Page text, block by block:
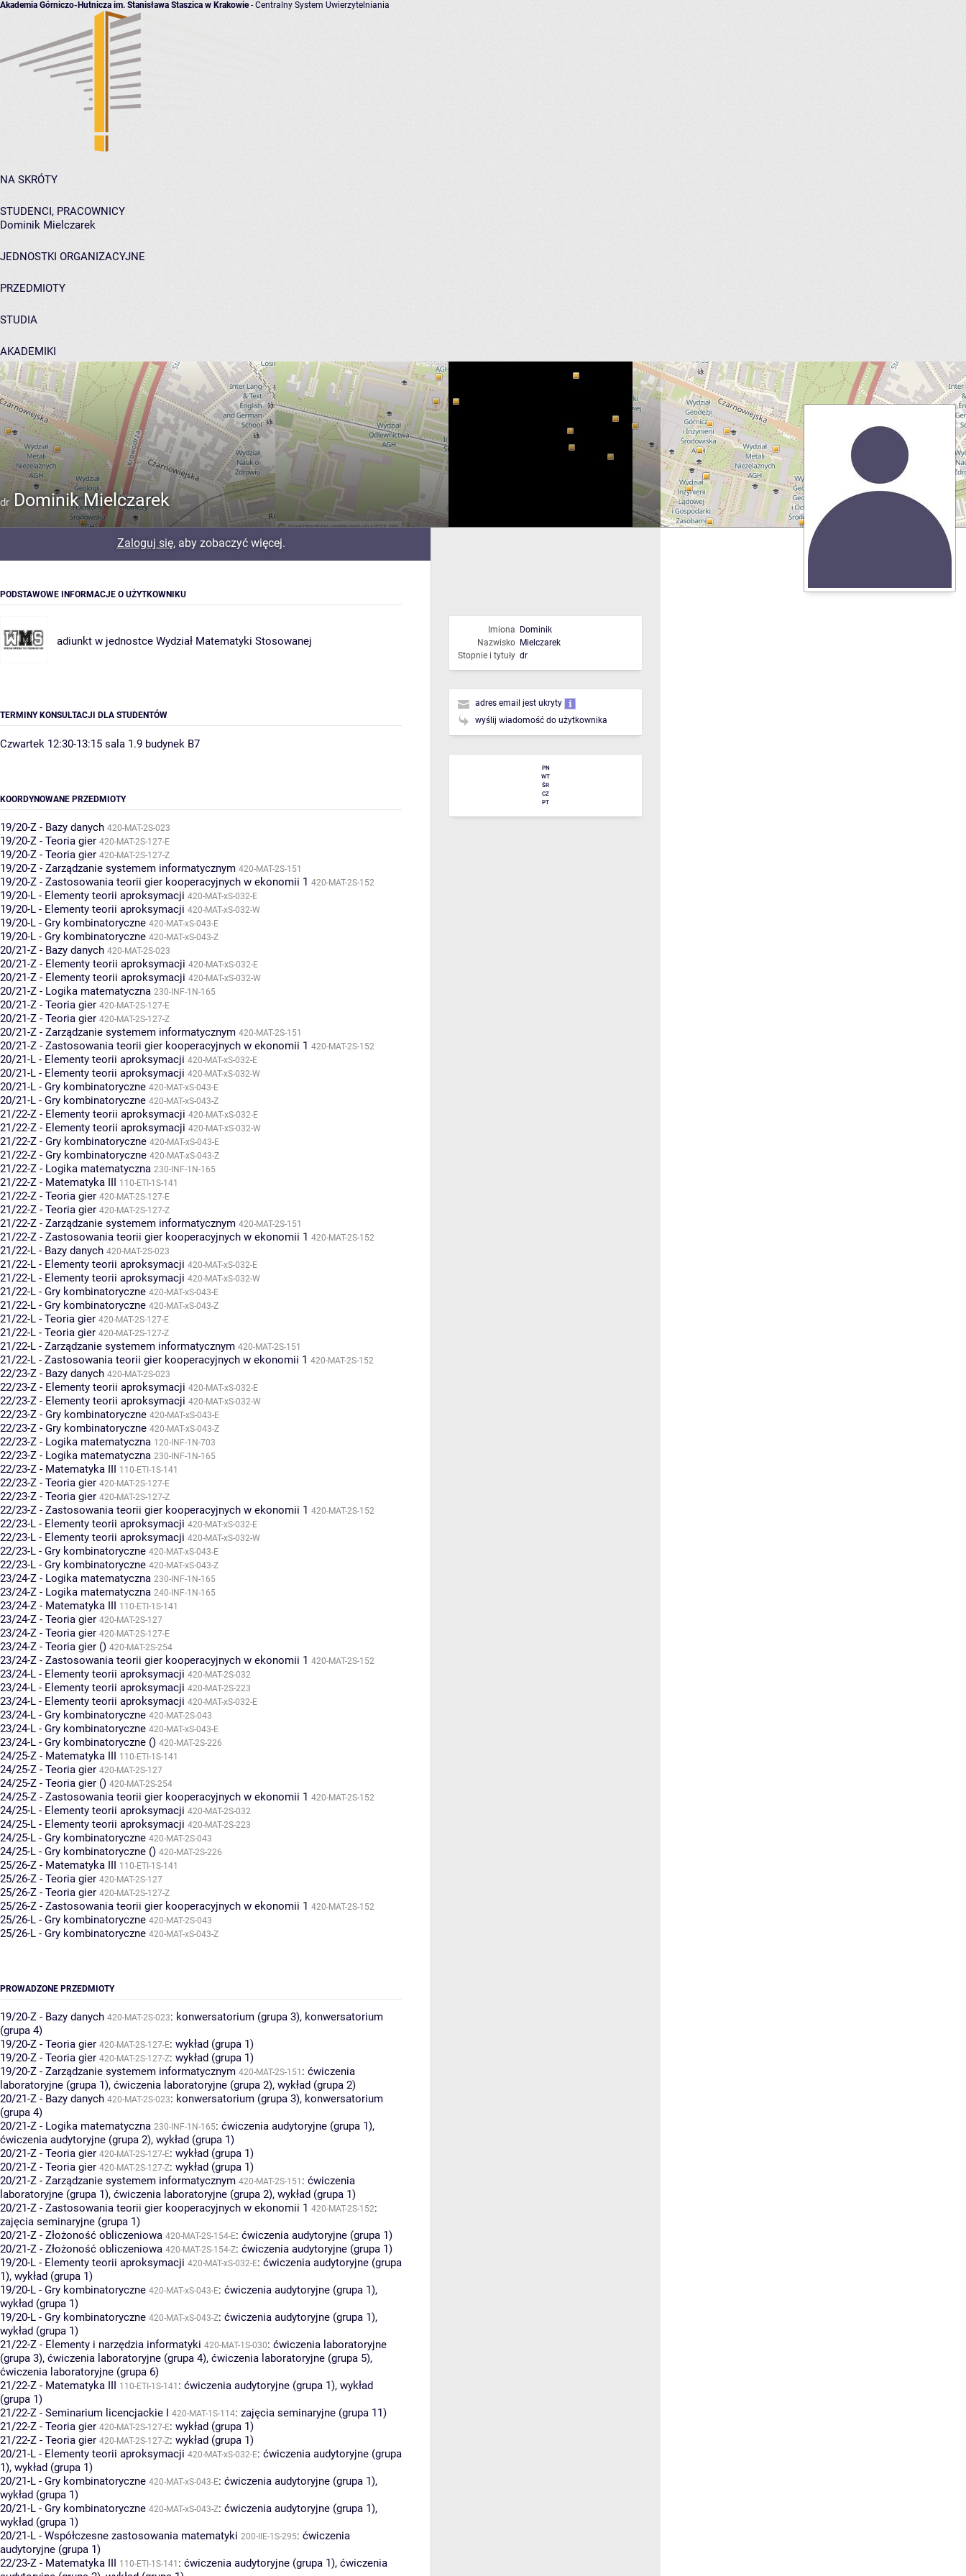
Akademia Górniczo-Hutnicza im. Stanisława Staszica w Krakowie- Centralny System Uwierzytelniania
NA SKRÓTY
STUDENCI, PRACOWNICY
Dominik Mielczarek
JEDNOSTKI ORGANIZACYJNE
PRZEDMIOTY
STUDIA
AKADEMIKI
POMOC
dr Dominik Mielczarek
Zaloguj się, aby zobaczyć więcej.
PODSTAWOWE INFORMACJE O UŻYTKOWNIKU
adiunkt w jednostce Wydział Matematyki Stosowanej
TERMINY KONSULTACJI DLA STUDENTÓW
Czwartek 12:30-13:15 sala 1.9 budynek B7
KOORDYNOWANE PRZEDMIOTY
19/20-Z - Bazy danych 420-MAT-2S-023
19/20-Z - Teoria gier 420-MAT-2S-127-E
19/20-Z - Teoria gier 420-MAT-2S-127-Z
19/20-Z - Zarządzanie systemem informatycznym 420-MAT-2S-151
19/20-Z - Zastosowania teorii gier kooperacyjnych w ekonomii 1 420-MAT-2S-152
19/20-L - Elementy teorii aproksymacji 420-MAT-xS-032-E
19/20-L - Elementy teorii aproksymacji 420-MAT-xS-032-W
19/20-L - Gry kombinatoryczne 420-MAT-xS-043-E
19/20-L - Gry kombinatoryczne 420-MAT-xS-043-Z
20/21-Z - Bazy danych 420-MAT-2S-023
20/21-Z - Elementy teorii aproksymacji 420-MAT-xS-032-E
20/21-Z - Elementy teorii aproksymacji 420-MAT-xS-032-W
20/21-Z - Logika matematyczna 230-INF-1N-165
20/21-Z - Teoria gier 420-MAT-2S-127-E
20/21-Z - Teoria gier 420-MAT-2S-127-Z
20/21-Z - Zarządzanie systemem informatycznym 420-MAT-2S-151
20/21-Z - Zastosowania teorii gier kooperacyjnych w ekonomii 1 420-MAT-2S-152
20/21-L - Elementy teorii aproksymacji 420-MAT-xS-032-E
20/21-L - Elementy teorii aproksymacji 420-MAT-xS-032-W
20/21-L - Gry kombinatoryczne 420-MAT-xS-043-E
20/21-L - Gry kombinatoryczne 420-MAT-xS-043-Z
21/22-Z - Elementy teorii aproksymacji 420-MAT-xS-032-E
21/22-Z - Elementy teorii aproksymacji 420-MAT-xS-032-W
21/22-Z - Gry kombinatoryczne 420-MAT-xS-043-E
21/22-Z - Gry kombinatoryczne 420-MAT-xS-043-Z
21/22-Z - Logika matematyczna 230-INF-1N-165
21/22-Z - Matematyka III 110-ETI-1S-141
21/22-Z - Teoria gier 420-MAT-2S-127-E
21/22-Z - Teoria gier 420-MAT-2S-127-Z
21/22-Z - Zarządzanie systemem informatycznym 420-MAT-2S-151
21/22-Z - Zastosowania teorii gier kooperacyjnych w ekonomii 1 420-MAT-2S-152
21/22-L - Bazy danych 420-MAT-2S-023
21/22-L - Elementy teorii aproksymacji 420-MAT-xS-032-E
21/22-L - Elementy teorii aproksymacji 420-MAT-xS-032-W
21/22-L - Gry kombinatoryczne 420-MAT-xS-043-E
21/22-L - Gry kombinatoryczne 420-MAT-xS-043-Z
21/22-L - Teoria gier 420-MAT-2S-127-E
21/22-L - Teoria gier 420-MAT-2S-127-Z
21/22-L - Zarządzanie systemem informatycznym 420-MAT-2S-151
21/22-L - Zastosowania teorii gier kooperacyjnych w ekonomii 1 420-MAT-2S-152
22/23-Z - Bazy danych 420-MAT-2S-023
22/23-Z - Elementy teorii aproksymacji 420-MAT-xS-032-E
22/23-Z - Elementy teorii aproksymacji 420-MAT-xS-032-W
22/23-Z - Gry kombinatoryczne 420-MAT-xS-043-E
22/23-Z - Gry kombinatoryczne 420-MAT-xS-043-Z
22/23-Z - Logika matematyczna 120-INF-1N-703
22/23-Z - Logika matematyczna 230-INF-1N-165
22/23-Z - Matematyka III 110-ETI-1S-141
22/23-Z - Teoria gier 420-MAT-2S-127-E
22/23-Z - Teoria gier 420-MAT-2S-127-Z
22/23-Z - Zastosowania teorii gier kooperacyjnych w ekonomii 1 420-MAT-2S-152
22/23-L - Elementy teorii aproksymacji 420-MAT-xS-032-E
22/23-L - Elementy teorii aproksymacji 420-MAT-xS-032-W
22/23-L - Gry kombinatoryczne 420-MAT-xS-043-E
22/23-L - Gry kombinatoryczne 420-MAT-xS-043-Z
23/24-Z - Logika matematyczna 230-INF-1N-165
23/24-Z - Logika matematyczna 240-INF-1N-165
23/24-Z - Matematyka III 110-ETI-1S-141
23/24-Z - Teoria gier 420-MAT-2S-127
23/24-Z - Teoria gier 420-MAT-2S-127-E
23/24-Z - Teoria gier () 420-MAT-2S-254
23/24-Z - Zastosowania teorii gier kooperacyjnych w ekonomii 1 420-MAT-2S-152
23/24-L - Elementy teorii aproksymacji 420-MAT-2S-032
23/24-L - Elementy teorii aproksymacji 420-MAT-2S-223
23/24-L - Elementy teorii aproksymacji 420-MAT-xS-032-E
23/24-L - Gry kombinatoryczne 420-MAT-2S-043
23/24-L - Gry kombinatoryczne 420-MAT-xS-043-E
23/24-L - Gry kombinatoryczne () 420-MAT-2S-226
24/25-Z - Matematyka III 110-ETI-1S-141
24/25-Z - Teoria gier 420-MAT-2S-127
24/25-Z - Teoria gier () 420-MAT-2S-254
24/25-Z - Zastosowania teorii gier kooperacyjnych w ekonomii 1 420-MAT-2S-152
24/25-L - Elementy teorii aproksymacji 420-MAT-2S-032
24/25-L - Elementy teorii aproksymacji 420-MAT-2S-223
24/25-L - Gry kombinatoryczne 420-MAT-2S-043
24/25-L - Gry kombinatoryczne () 420-MAT-2S-226
25/26-Z - Matematyka III 110-ETI-1S-141
25/26-Z - Teoria gier 420-MAT-2S-127
25/26-Z - Teoria gier 420-MAT-2S-127-Z
25/26-Z - Zastosowania teorii gier kooperacyjnych w ekonomii 1 420-MAT-2S-152
25/26-L - Gry kombinatoryczne 420-MAT-2S-043
25/26-L - Gry kombinatoryczne 420-MAT-xS-043-Z
PROWADZONE PRZEDMIOTY
19/20-Z - Bazy danych 420-MAT-2S-023: konwersatorium (grupa 3), konwersatorium
(grupa 4)
19/20-Z - Teoria gier 420-MAT-2S-127-E: wykład (grupa 1)
19/20-Z - Teoria gier 420-MAT-2S-127-Z: wykład (grupa 1)
19/20-Z - Zarządzanie systemem informatycznym 420-MAT-2S-151 : ćwiczenia
laboratoryjne (grupa 1), ćwiczenia laboratoryjne (grupa 2), wykład (grupa 2)
20/21-Z - Bazy danych 420-MAT-2S-023: konwersatorium (grupa 3), konwersatorium
(grupa 4)
20/21-Z - Logika matematyczna 230-INF-1N-165: ćwiczenia audytoryjne (grupa 1),
ćwiczenia audytoryjne (grupa 2), wykład (grupa 1)
20/21-Z - Teoria gier 420-MAT-2S-127-E: wykład (grupa 1)
20/21-Z - Teoria gier 420-MAT-2S-127-Z: wykład (grupa 1)
20/21-Z - Zarządzanie systemem informatycznym 420-MAT-2S-151 : ćwiczenia
laboratoryjne (grupa 1), ćwiczenia laboratoryjne (grupa 2), wykład (grupa 1)
20/21-Z - Zastosowania teorii gier kooperacyjnych w ekonomii 1 420-MAT-2S-152:
zajęcia seminaryjne (grupa 1)
20/21-Z - Złożoność obliczeniowa 420-MAT-2S-154-E: ćwiczenia audytoryjne (grupa 1)
20/21-Z - Złożoność obliczeniowa 420-MAT-2S-154-Z: ćwiczenia audytoryjne (grupa 1)
19/20-L - Elementy teorii aproksymacji 420-MAT-xS-032-E: ćwiczenia audytoryjne (grupa
1), wykład (grupa 1)
19/20-L - Gry kombinatoryczne 420-MAT-xS-043-E: ćwiczenia audytoryjne (grupa 1),
wykład (grupa 1)
19/20-L - Gry kombinatoryczne 420-MAT-xS-043-Z: ćwiczenia audytoryjne (grupa 1),
wykład (grupa 1)
21/22-Z - Elementy i narzędzia informatyki 420-MAT-1S-030: ćwiczenia laboratoryjne
(grupa 3), ćwiczenia laboratoryjne (grupa 4), ćwiczenia laboratoryjne (grupa 5),
ćwiczenia laboratoryjne (grupa 6)
21/22-Z - Matematyka III 110-ETI-1S-141 : ćwiczenia audytoryjne (grupa 1), wykład
(grupa 1)
21/22-Z - Seminarium licencjackie I 420-MAT-1S-114: zajęcia seminaryjne (grupa 11)
21/22-Z - Teoria gier 420-MAT-2S-127-E: wykład (grupa 1)
21/22-Z - Teoria gier 420-MAT-2S-127-Z: wykład (grupa 1)
20/21-L - Elementy teorii aproksymacji 420-MAT-xS-032-E: ćwiczenia audytoryjne (grupa
1), wykład (grupa 1)
20/21-L - Gry kombinatoryczne 420-MAT-xS-043-E: ćwiczenia audytoryjne (grupa 1),
wykład (grupa 1)
20/21-L - Gry kombinatoryczne 420-MAT-xS-043-Z: ćwiczenia audytoryjne (grupa 1),
wykład (grupa 1)
20/21-L - Współczesne zastosowania matematyki 200-IIE-1S-295: ćwiczenia
audytoryjne (grupa 1)
22/23-Z - Matematyka III 110-ETI-1S-141 : ćwiczenia audytoryjne (grupa 1), ćwiczenia
Imiona
Dominik
Nazwisko Mielczarek
Stopnie i tytuły dr
adres email jest ukryty
wyślij wiadomość do użytkownika
PN
WT
ŚR
CZ
PT